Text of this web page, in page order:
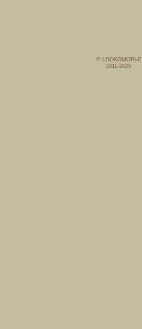
© LOOKОМОРЬЕ
2011-2025